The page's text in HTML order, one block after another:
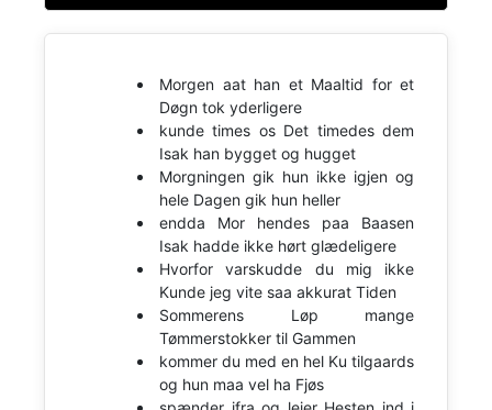
Morgen aat han et Maaltid for et
Døgn tok yderligere
kunde times os Det timedes dem
Isak han bygget og hugget
Morgningen gik hun ikke igjen og
hele Dagen gik hun heller
endda Mor hendes paa Baasen
Isak hadde ikke hørt glædeligere
Hvorfor varskudde du mig ikke
Kunde jeg vite saa akkurat Tiden
Sommerens Løp mange
Tømmerstokker til Gammen
kommer du med en hel Ku tilgaards
og hun maa vel ha Fjøs